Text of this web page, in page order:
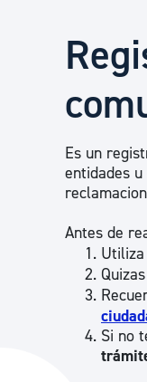
Es un
entidades
Antes de
Si no